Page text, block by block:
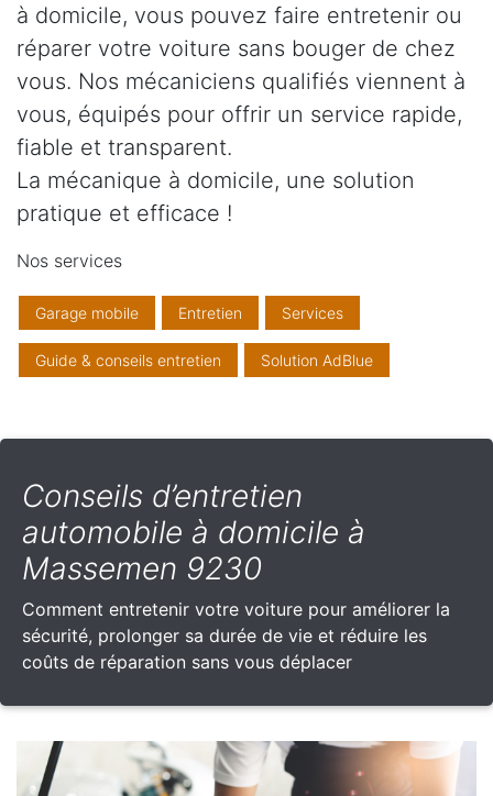
à domicile, vous pouvez faire entretenir ou
réparer votre voiture sans bouger de chez
vous. Nos mécaniciens qualifiés viennent à
vous, équipés pour offrir un service rapide,
fiable et transparent.
La mécanique à domicile, une solution
pratique et efficace !
Nos services
Garage mobile Entretien Services
Guide & conseils entretien Solution AdBlue
Conseils d’entretien
automobile à domicile à
Massemen 9230
Comment entretenir votre voiture pour améliorer la
sécurité, prolonger sa durée de vie et réduire les
coûts de réparation sans vous déplacer